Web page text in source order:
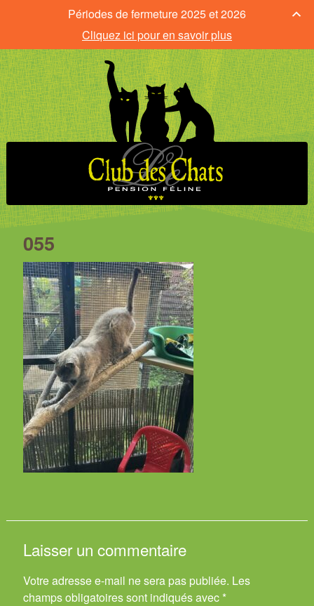
055
Laisser un commentaire
Votre adresse e-mail ne sera pas publiée. Les
champs obligatoires sont indiqués avec *
Périodes de fermeture 2025 et 2026
Cliquez ici pour en savoir plus